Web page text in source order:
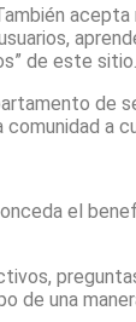
de este sitio.
de
a
el
de una